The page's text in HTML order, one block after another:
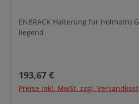
ENBRACK Halterung für Holmatro
liegend
Regulärer Preis:
193,67 €
Preise inkl. MwSt. zzgl.